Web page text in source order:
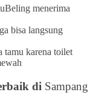
menerima
bisa langsung
tamu karena toilet
di Sampang